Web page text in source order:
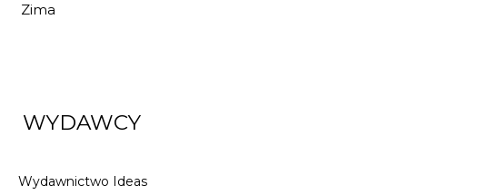
Zima
WYDAWCY
Wydawnictwo Ideas